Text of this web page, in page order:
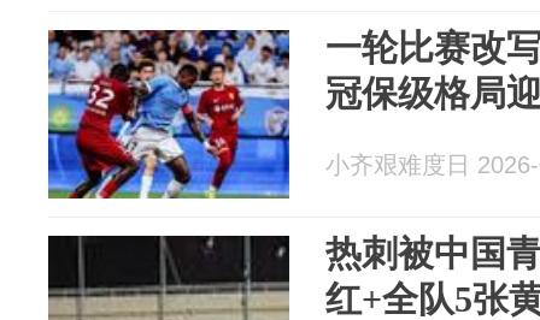
一轮比赛改
冠保级格局
小齐艰难度日
热刺被中国
红+全队5张